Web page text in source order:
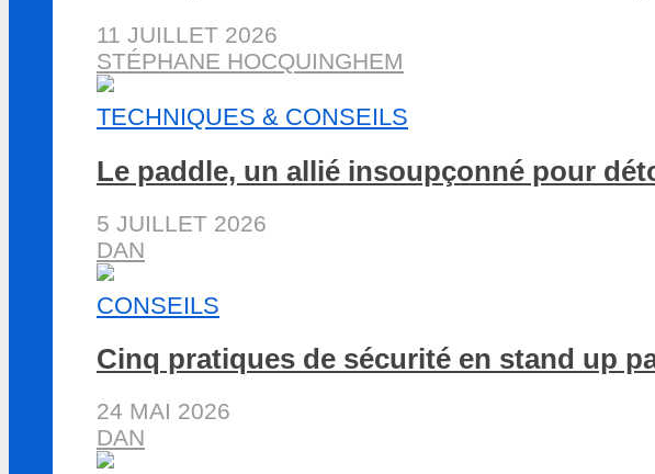
11 JUILLET 2026
STÉPHANE HOCQUINGHEM
TECHNIQUES & CONSEILS
Le paddle, un allié insoupçonné pour
5 JUILLET 2026
DAN
CONSEILS
Cinq pratiques de sécurité en stand up
24 MAI 2026
DAN